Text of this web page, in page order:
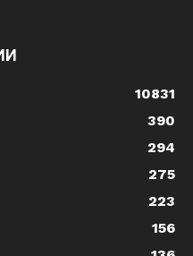
10831
390
294
275
223
156